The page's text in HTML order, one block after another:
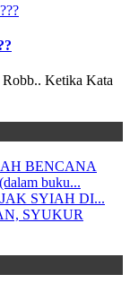
Ketika Kata
BENCANA
buku...
SYIAH DI...
SYUKUR